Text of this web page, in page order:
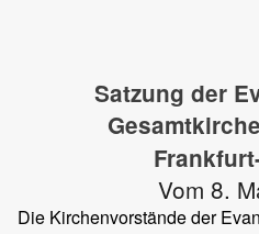
Satzung der
Vom 8.
Die Kirchenvorstände der